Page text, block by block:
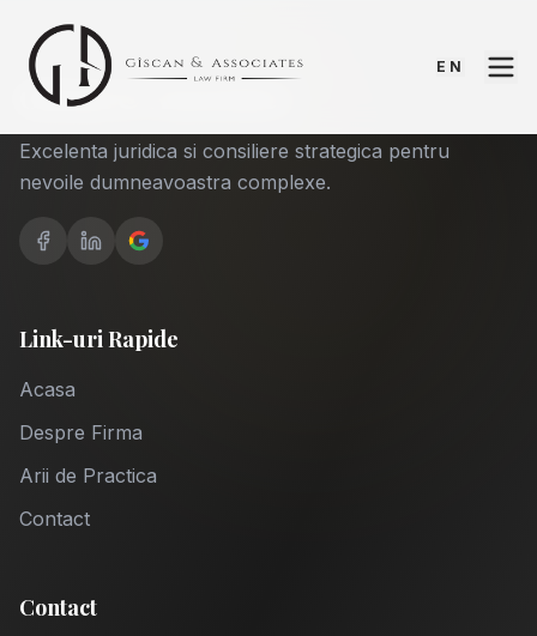
EN
Giscan & Associates
Excelenta juridica si consiliere strategica pentru
nevoile dumneavoastra complexe.
Link-uri Rapide
Acasa
Despre Firma
Arii de Practica
Contact
Contact